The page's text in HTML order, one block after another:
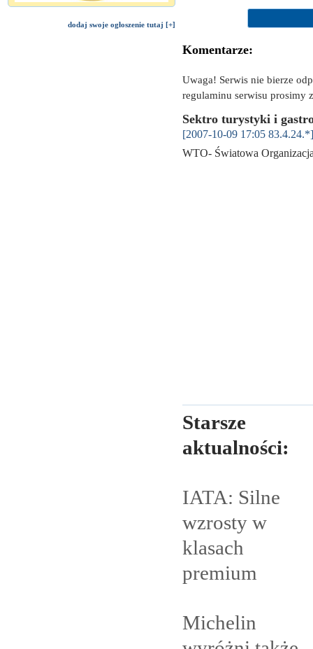
dodaj swoje ogłoszenie tutaj [+]
Komentarze:
Uwaga! Serwis nie bierze
regulaminu serwisu prosimy
Sektro turystyki i
[2007-10-09 17:05 83.4.24.*]
WTO- Światowa
Starsze
aktualności:
IATA: Silne
wzrosty w
klasach
premium
Michelin